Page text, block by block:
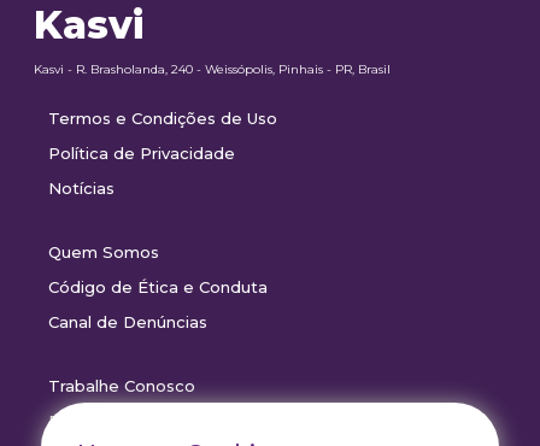
Kasvi
Kasvi - R. Brasholanda, 240 - Weissópolis, Pinhais - PR, Brasil
Termos e Condições de Uso
Política de Privacidade
Notícias
Quem Somos
Código de Ética e Conduta
Canal de Denúncias
Trabalhe Conosco
Drive Certificados